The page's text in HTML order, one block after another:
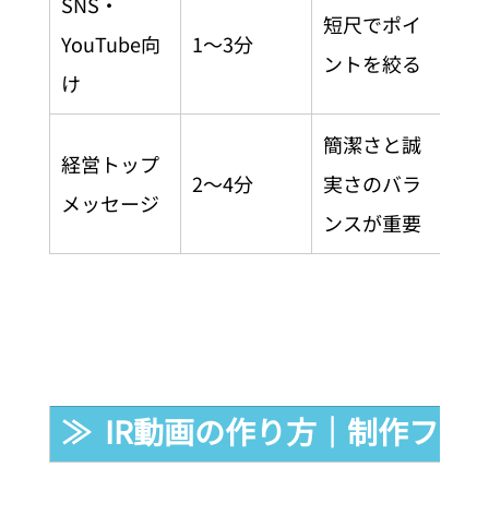
YouTube向
け
1〜3分
短尺でポイ
ントを絞る
経営トップ
メッセージ
2〜4分
簡潔さと誠
実さのバラ
ンスが重要
≫  IR動画の作り方｜制作フロ